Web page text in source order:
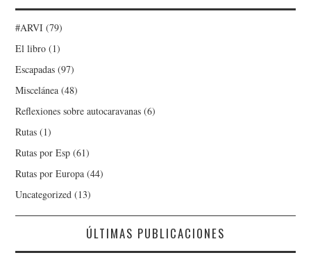
#ARVI (79)
El libro (1)
Escapadas (97)
Miscelánea (48)
Reflexiones sobre autocaravanas (6)
Rutas (1)
Rutas por Esp (61)
Rutas por Europa (44)
Uncategorized (13)
ÚLTIMAS PUBLICACIONES